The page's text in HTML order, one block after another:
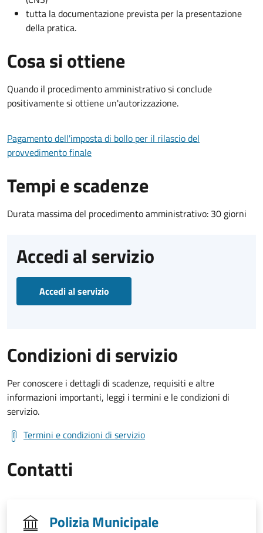
tutta la documentazione prevista per la presentazione
della pratica.
Cosa si ottiene
Quando il procedimento amministrativo si conclude
positivamente si ottiene un'autorizzazione.
Pagamento dell'imposta di bollo per il rilascio del
provvedimento finale
Tempi e scadenze
Durata massima del procedimento amministrativo: 30 giorni
Accedi al servizio
Accedi al servizio
Condizioni di servizio
Per conoscere i dettagli di scadenze, requisiti e altre
informazioni importanti, leggi i termini e le condizioni di
servizio.
Termini e condizioni di servizio
Contatti
Polizia Municipale